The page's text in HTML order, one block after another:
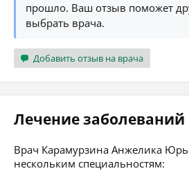
прошло. Ваш отзыв поможет
выбрать врача.
Добавить отзыв на врача
Лечение заболеваний
Врач Карамурзина Анжелика
нескольким специальностям: